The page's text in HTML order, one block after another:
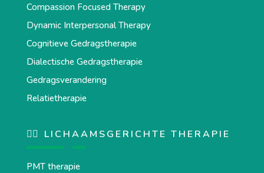
Compassion Focused Therapy
Dynamic Interpersonal Therapy
Cognitieve Gedragstherapie
Dialectische Gedragstherapie
Gedragsverandering
Relatietherapie
💆‍♂️ LICHAAMSGERICHTE THERAPIE
PMT therapie